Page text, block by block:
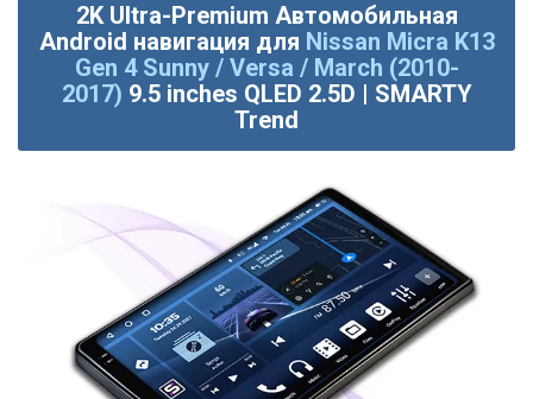
2K Ultra-Premium Автомобильная
Android навигация для Nissan Micra K13
Gen 4 Sunny / Versa / March (2010-
2017) 9.5 inches QLED 2.5D | SMARTY
Trend